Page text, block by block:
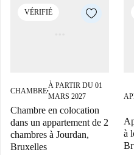
VÉRIFIÉ
CHAMBRE■
À PARTIR DU 01
MARS 2027
Chambre en colocation
dans un appartement de 2
chambres à Jourdan,
Bruxelles
à